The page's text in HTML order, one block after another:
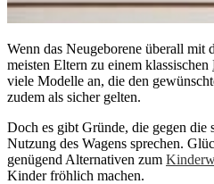
Wenn das Neugeborene überall mit
meisten Eltern zu einem klassischen
viele Modelle an, die den
zudem als sicher gelten.
Doch es gibt Gründe, die gegen die
Nutzung des Wagens sprechen.
genügend Alternativen zum
Kinder fröhlich machen.